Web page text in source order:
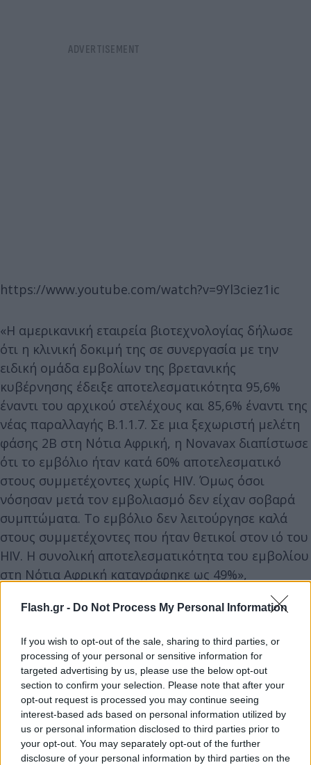
Flash.gr - Do Not Process My Personal Information
If you wish to opt-out of the sale, sharing to third parties, or
processing of your personal or sensitive information for
targeted advertising by us, please use the below opt-out
section to confirm your selection. Please note that after your
opt-out request is processed you may continue seeing
interest-based ads based on personal information utilized by
us or personal information disclosed to third parties prior to
your opt-out. You may separately opt-out of the further
disclosure of your personal information by third parties on the
https://www.youtube.com/watch?v=9Yl3ciez1ic
«Η αμερικανική εταιρεία βιοτεχνολογίας δήλωσε
ότι η κλινική δοκιμή της σε συνεργασία με την
ειδική ομάδα εμβολίων της βρετανικής
κυβέρνησης έδειξε αποτελεσματικότητα 95,6%
έναντι του αρχικού στελέχους και 85,6% έναντι της
νέας παραλλαγής B.1.1.7. Σε μια ξεχωριστή μελέτη
φάσης 2B στη Νότια Αφρική, η Novavax διαπίστωσε
ότι το εμβόλιο ήταν κατά 60% αποτελεσματικό
στους συμμετέχοντες χωρίς HIV. Όμως όσοι
νόσησαν μετά τον εμβολιασμό δεν είχαν σοβαρά
συμπτώματα. Το εμβόλιο δεν λειτούργησε καλά
στους συμμετέχοντες που ήταν θετικοί στον ιό του
HIV. Η συνολική αποτελεσματικότητα του εμβολίου
στη Νότια Αφρική καταγράφηκε ως 49%»,